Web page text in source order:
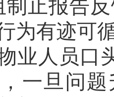
制止报告
为有迹可
业人员口
一旦问